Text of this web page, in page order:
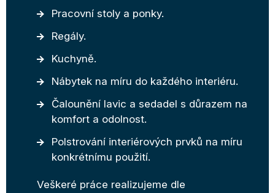
Pracovní stoly a ponky.
Regály.
Kuchyně.
Nábytek na míru do každého interiéru.
Čalounění lavic a sedadel s důrazem na
komfort a odolnost.
Polstrování interiérových prvků na míru
konkrétnímu použití.
Veškeré práce realizujeme dle